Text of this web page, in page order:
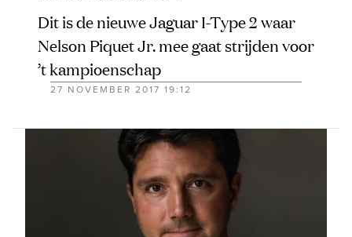
Dit is de nieuwe Jaguar I-Type 2 waar
Nelson Piquet Jr. mee gaat strijden voor
’t kampioenschap
27 NOVEMBER 2017 19:12